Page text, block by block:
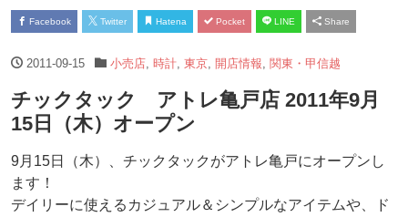
Facebook Twitter Hatena Pocket LINE Share
2011-09-15 小売店, 時計, 東京, 開店情報 関東・甲信越
チックタック アトレ亀戸店 2011年9月
15日（木）オープン
9月15日（木）、チックタックがアトレ亀戸にオープンし
ます！
デイリーに使えるカジュアル＆シンプルなアイテムや、ド